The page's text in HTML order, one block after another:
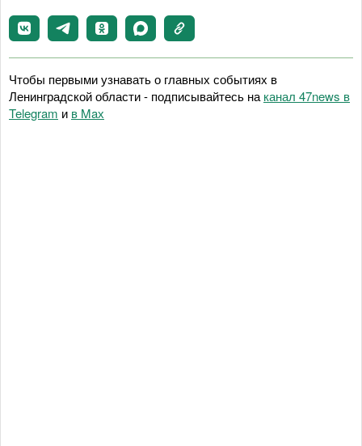
Чтобы первыми узнавать о главных событиях в
Ленинградской области - подписывайтесь на канал 47news в
Telegram и в Maх